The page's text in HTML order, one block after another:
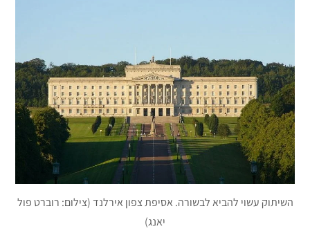
השיתוק עשוי להביא לבשורה. אסיפת צפון אירלנד (צילום: רוברט פול
יאנג)